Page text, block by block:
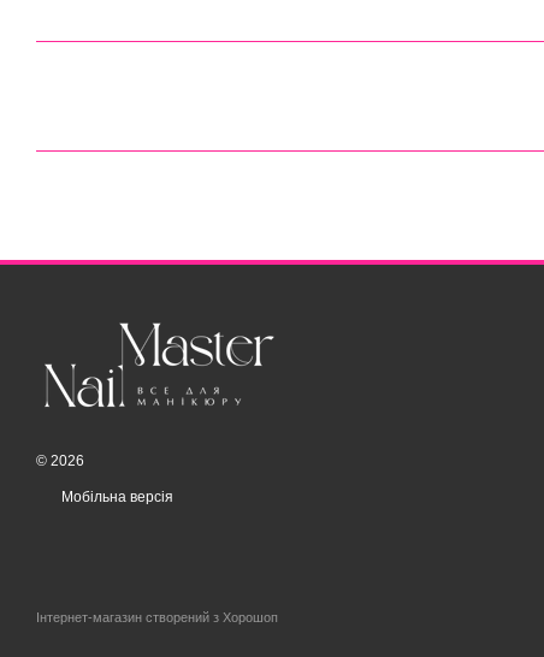
© 2026
Мобільна версія
Інтернет-магазин створений з Хорошоп